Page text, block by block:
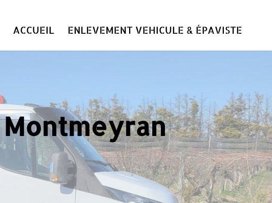
ACCUEIL ENLEVEMENT VEHICULE & ÉPAVISTE